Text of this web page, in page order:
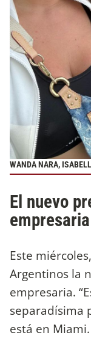
WANDA NARA,
El nuevo
empresaria
Este miércoles,
Argentinos la
empresaria.
separadísima
está en